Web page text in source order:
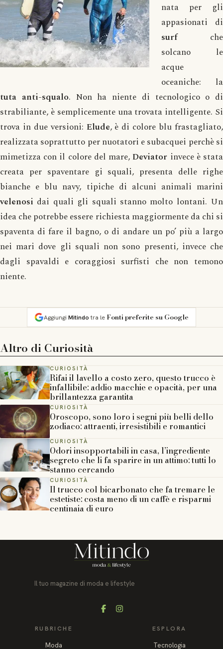
nata per gli
appasionati di
surfche
solcano le
acque
oceaniche: la
tuta anti-squalo. Non ha niente di tecnologico o di
strabiliante, è semplicemente una trovata intelligente. Si
trova in due versioni: Elude, è di colore blu frastagliato,
realizzata soprattutto per nuotatori e subacquei perchè si
mimetizza con il colore del mare,Deviator invece è stata
creata per spaventare gi squali, presenta delle righe
bianche e blu navy, tipiche di alcuni animali marini
velenosi dai quali gli squali stanno molto lontani. Un
idea che potrebbe essere richiesta maggiormente da chi si
spaventa di fare il bagno, o di andare un po’ più a largo
nei mari dove gli squali non sono presenti, invece che
dagli spavaldi e coraggiosi surfisti che non temono
niente.
Aggiungi Mitindotra le Fonti preferite su Google
Altro di Curiosità
CURIOSITÀ
Rifai il lavello a costo zero, questo trucco è
infallibile: addio macchie e opacità, per una
brillantezza garantita
CURIOSITÀ
Oroscopo, sono loro i segni più belli dello
zodiaco: attraenti, irresistibili e romantici
CURIOSITÀ
Odori insopportabili in casa, l’ingrediente
segreto che li fa sparire in un attimo: tutti lo
stanno cercando
CURIOSITÀ
Il trucco col bicarbonato che fa tremare le
estetiste: costa meno di un caffè e risparmi
centinaia di euro
Il tuo magazine di moda e lifestyle
FacebookInstagram
RUBRICHE
Moda
ESPLORA
Tecnologia